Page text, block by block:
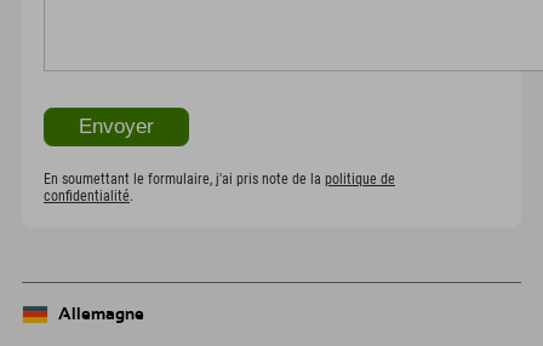
En soumettant le formulaire, j'ai pris note de la politique de
confidentialité.
Allemagne